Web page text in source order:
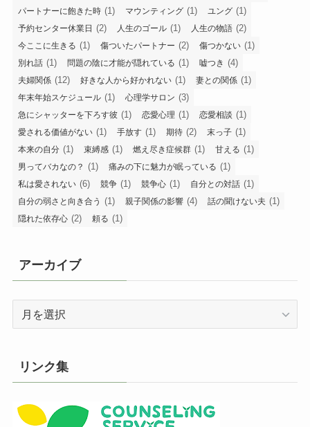
パートナーに飽きた時 (1) マウンティング (1) ユング (1)
予約センター休業日 (2) 人生のゴール (1) 人生の物語 (2)
今ここに生きる (1) 傷ついたパートナー (2) 傷つかない (1)
別れ話 (1) 問題の陰に才能が隠れている (1) 嘘つき (4)
夫婦関係 (12) 好きな人から好かれない (1) 妻との関係 (1)
年末年始スケジュール (1) 心理学サロン (3)
急にシャッターを下ろす彼 (1) 恋愛心理 (1) 恋愛相談 (1)
愛される価値がない (1) 手放す (1) 期待 (2) 末っ子 (1)
本来の自分 (1) 束縛感 (1) 燃え尽き症候群 (1) 甘える (1)
男ってバカなの？ (1) 痛みの下に魅力が眠っている (1)
私は愛されない (6) 競争 (1) 競争心 (1) 自分との対話 (1)
自分の弱さと向き合う (1) 親子関係の影響 (4) 話の聞けない夫 (1)
隠れた依存心 (2) 頼る (1)
アーカイブ
イ
リンク集